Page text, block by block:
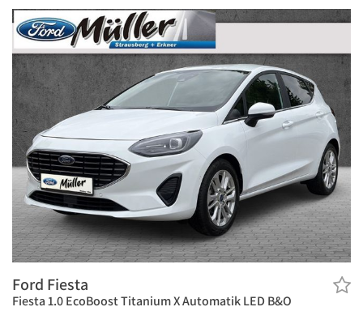
Ford Fiesta
Fiesta 1.0 EcoBoost Titanium X Automatik LED B&O